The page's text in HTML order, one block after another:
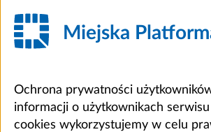
Miejska
Ochrona prywatności
informacji o użytkownikach
cookies wykorzystujemy w celu